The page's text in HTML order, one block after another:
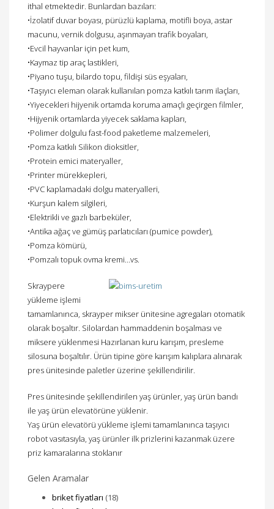
ithal etmektedir. Bunlardan bazıları:
•İzolatif duvar boyası, pürüzlü kaplama, motifli boya, astar
macunu, vernik dolgusu, aşınmayan trafik boyaları,
•Evcil hayvanlar için pet kum,
•Kaymaz tip araç lastikleri,
•Piyano tuşu, bilardo topu, fildişi süs eşyaları,
•Taşıyıcı eleman olarak kullanılan pomza katkılı tarım ilaçları,
•Yiyecekleri hijyenik ortamda koruma amaçlı geçirgen filmler,
•Hijyenik ortamlarda yiyecek saklama kapları,
•Polimer dolgulu fast-food paketleme malzemeleri,
•Pomza katkılı Silikon dioksitler,
•Protein emici materyaller,
•Printer mürekkepleri,
•PVC kaplamadaki dolgu materyalleri,
•Kurşun kalem silgileri,
•Elektrikli ve gazlı barbeküler,
•Antika ağaç ve gümüş parlatıcıları (pumice powder),
•Pomza kömürü,
•Pomzalı topuk ovma kremi…vs.
Skraypere
yükleme işlemi
tamamlanınca, skrayper mikser ünitesine agregaları otomatik
olarak boşaltır. Silolardan hammaddenin boşalması ve
miksere yüklenmesi Hazırlanan kuru karışım, presleme
silosuna boşaltılır. Ürün tipine göre karışım kalıplara alınarak
pres ünitesinde paletler üzerine şekillendirilir.
Pres ünitesinde şekillendirilen yaş ürünler, yaş ürün bandı
ile yaş ürün elevatörüne yüklenir.
Yaş ürün elevatörü yükleme işlemi tamamlanınca taşıyıcı
robot vasıtasıyla, yaş ürünler ilk prizlerini kazanmak üzere
priz kamaralarına stoklanır
Gelen Aramalar
briket fiyatları (18)